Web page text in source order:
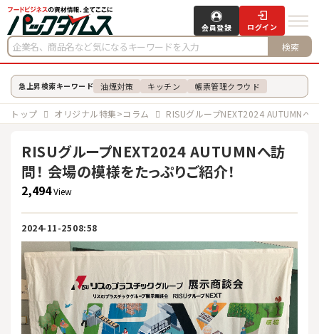
検索
会員登録 ログイン
急上昇検索キーワード 油煙対策 キッチン 帳票管理クラウド
トップ オリジナル特集>コラム RISUグループNEXT2024 AUTUMN
RISUグループNEXT2024 AUTUMNへ訪
問！ 会場の模様をたっぷりご紹介！
2,494View
2024-11-2508:58